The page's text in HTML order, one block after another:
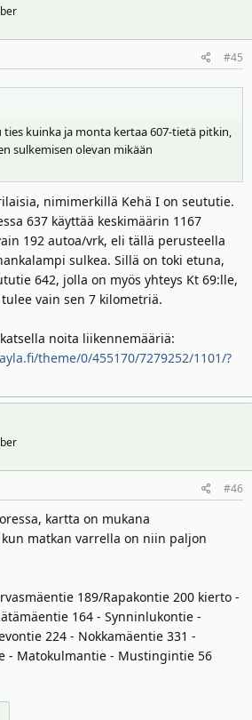
#45
kuinka ja monta kertaa 607-tietä pitkin,
sulkemisen olevan mikään
nimimerkillä Kehä I on seututie.
637 käyttää keskimäärin 1167
192 autoa/vrk, eli tällä perusteella
sulkea. Sillä on toki etuna,
642, jolla on myös yhteys Kt 69:lle,
vain sen 7 kilometriä.
noita liikennemääriä:
theme/0/455170/7279252/1101/?
#46
kartta on mukana
matkan varrella on niin paljon
189/Rapakontie 200 kierto -
164 - Synninlukontie -
224 - Nokkamäentie 331 -
- Matokulmantie - Mustingintie 56